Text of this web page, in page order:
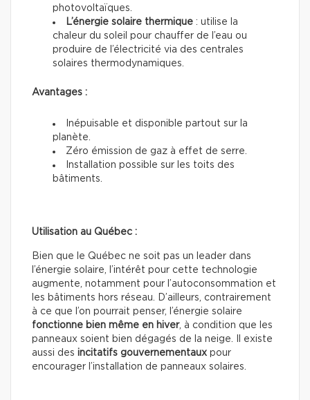
photovoltaïques.
L’énergie solaire thermique : utilise la
chaleur du soleil pour chauffer de l’eau ou
produire de l’électricité via des centrales
solaires thermodynamiques.
Avantages :
Inépuisable et disponible partout sur la
planète.
Zéro émission de gaz à effet de serre.
Installation possible sur les toits des
bâtiments.
Utilisation au Québec :
Bien que le Québec ne soit pas un leader dans
l’énergie solaire, l’intérêt pour cette technologie
augmente, notamment pour l’autoconsommation et
les bâtiments hors réseau. D’ailleurs, contrairement
à ce que l’on pourrait penser, l’énergie solaire
fonctionne bien même en hiver, à condition que les
panneaux soient bien dégagés de la neige. Il existe
aussi des incitatifs gouvernementaux pour
encourager l’installation de panneaux solaires.